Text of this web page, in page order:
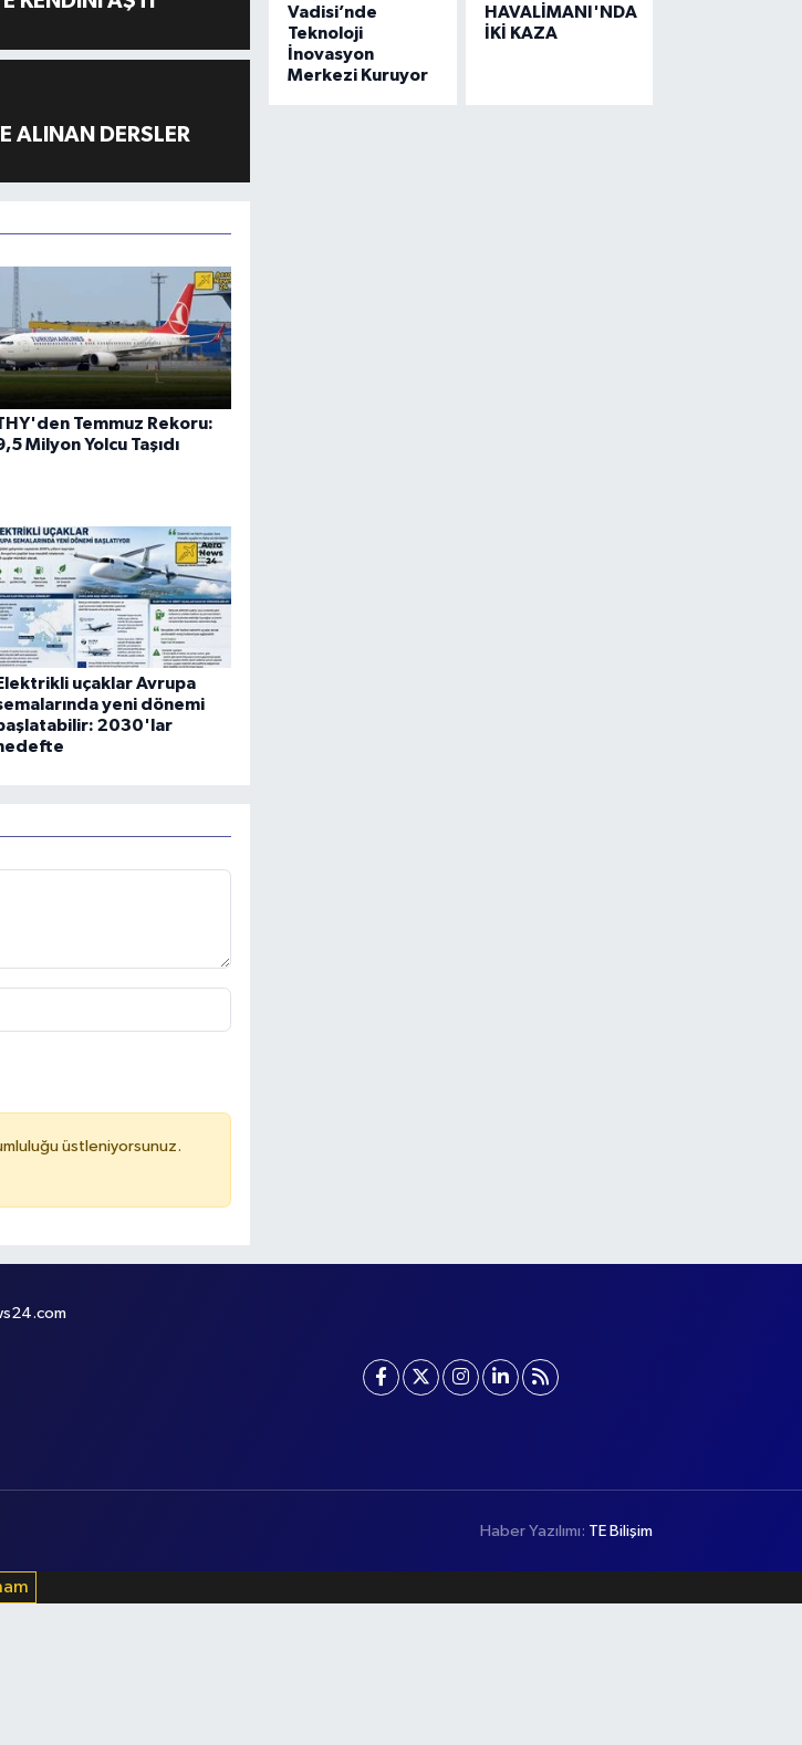
ALINAN DERSLER
Temmuz Rekoru:
Milyon Yolcu Taşıdı
uçaklar Avrupa
yeni dönemi
2030'lar
üstleniyorsunuz.
Vadisi’nde
Teknoloji
İnovasyon
Merkezi Kuruyor
HAVALİMANI'NDA
İKİ KAZA
Haber Yazılımı: TE Bilişim